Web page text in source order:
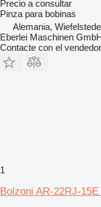
Precio a consultar
Pinza para bobinas
Alemania, Wiefelstede
Eberlei Maschinen
Contacte con el vendedor
1
Bolzoni AR-22RJ-